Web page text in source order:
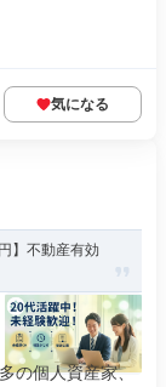
気になる
】不動産有効
の個人資産家、